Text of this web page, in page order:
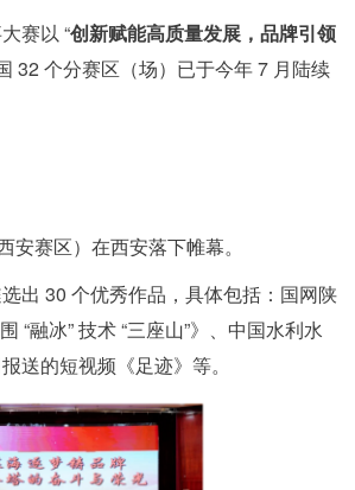
赛以 “创新赋能高质量发展，品牌引领
32 个分赛区（场）已于今年 7 月陆续
赛区）在西安落下帷幕。
出 30 个优秀作品，具体包括：国网陕
“融冰” 技术 “三座山”》、中国水利水
送的短视频《足迹》等。